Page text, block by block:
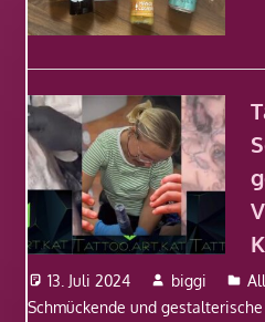
13. Juli 2024 biggi
Schmückende und